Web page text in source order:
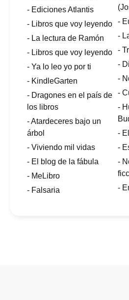
- Ediciones Atlantis
- Libros que voy leyendo
- La lectura de Ramón
- Libros que voy leyendo
- Ya lo leo yo por ti
- KindleGarten
- Dragones en el país de
los libros
- Atardeceres bajo un
árbol
- Viviendo mil vidas
- El blog de la fábula
- MeLibro
- Falsaria
-
-
-
-
-
-
-
-
-
-
-